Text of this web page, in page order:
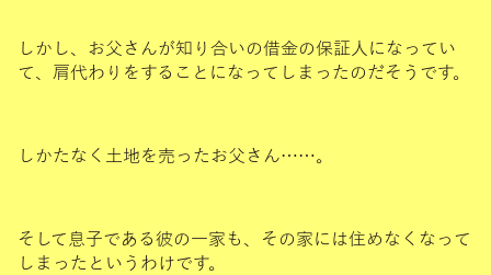
しかし、お父さんが知り合いの借金の保証人になってい
て、肩代わりをすることになってしまったのだそうです。
しかたなく土地を売ったお父さん……。
そして息子である彼の一家も、その家には住めなくなって
しまったというわけです。